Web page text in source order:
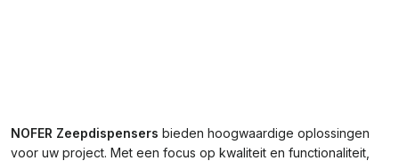
NOFER Zeepdispensers bieden hoogwaardige oplossingen
voor uw project. Met een focus op kwaliteit en functionaliteit,